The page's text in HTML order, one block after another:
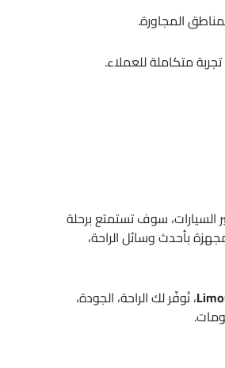
المجاورة.
متكاملة للعملاء.
السيارات، سوف تستمتع برحلة
بأحدث وسائل الراحة،
، نُوفّر لك الراحة، الجودة،